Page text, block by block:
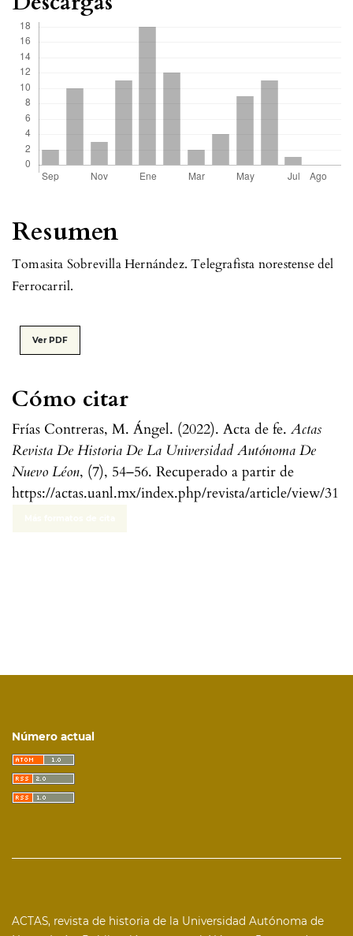
Cómo citar
Frías Contreras, M. Ángel. (2022). Acta de fe. Actas
Revista De Historia De La Universidad Autónoma De
Nuevo Léon, (7), 54–56. Recuperado a partir de
https://actas.uanl.mx/index.php/revista/article/view/31
Resumen
Tomasita Sobrevilla Hernández. Telegrafista norestense del
Ferrocarril.
Ver PDF
Número actual
ACTAS, revista de historia de la Universidad Autónoma de